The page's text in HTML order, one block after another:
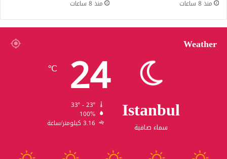
منذ 8 ساعات منذ 8 ساعات
Weather
Istanbul
سماء صافية
24
℃
100%
3.16 كيلومتر/ساعة